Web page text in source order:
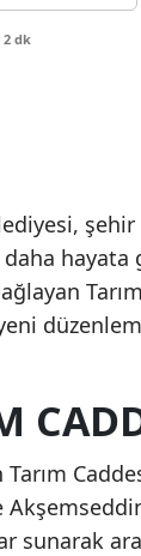
2 dk
şehir
hayata
Tarım
sunarak